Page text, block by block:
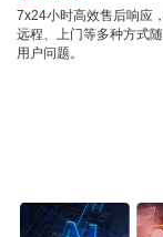
7x24小时高效售后响应，
远程、上门等多种方式
用户问题。